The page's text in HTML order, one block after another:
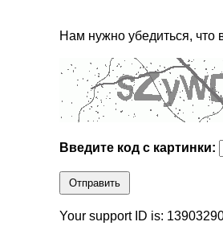
Нам нужно убедиться, что
Введите код с картинки:
Отправить
Your support ID is: